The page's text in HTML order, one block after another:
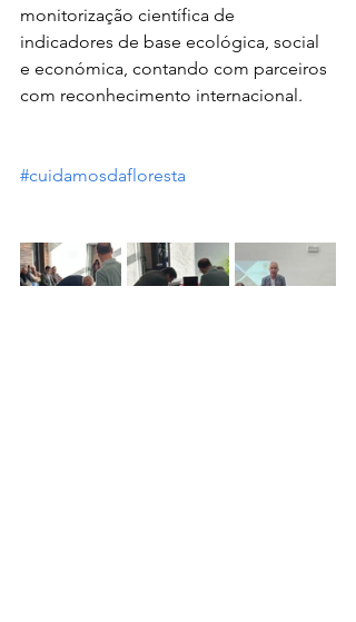
monitorização científica de
indicadores de base ecológica, social
e económica, contando com parceiros
com reconhecimento internacional.
#cuidamosdafloresta